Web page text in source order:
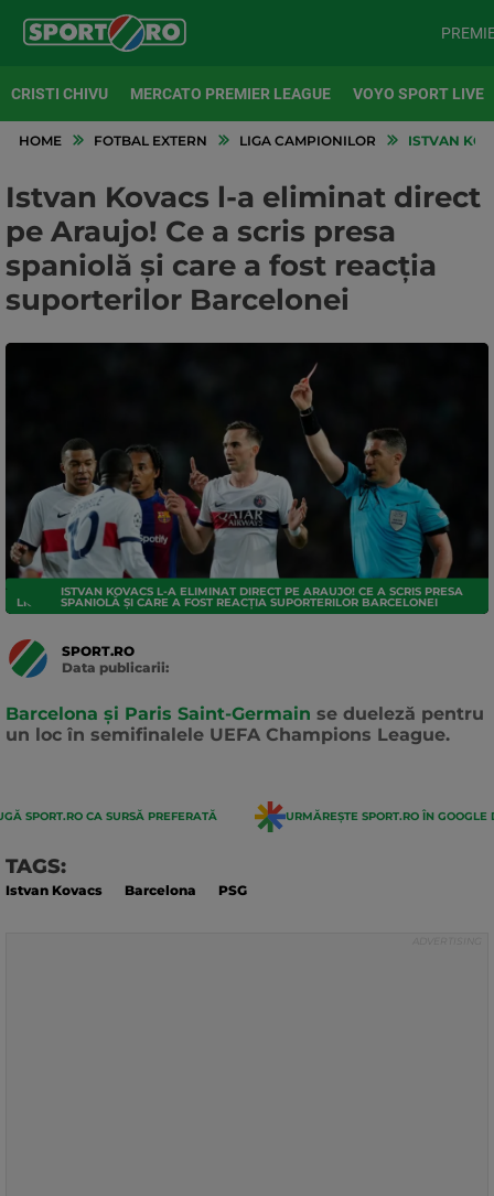
CRISTI CHIVU MERCATO PREMIER LEAGUE VOYO SPORT LIVE
HOME FOTBAL EXTERN LIGA CAMPIONILOR ISTVAN
Istvan Kovacs l-a eliminat direct
pe Araujo! Ce a scris presa
spaniolă și care a fost reacția
suporterilor Barcelonei
LIGA CAMPIONILOR
ISTVAN KOVACS L-A ELIMINAT DIRECT PE ARAUJO! CE A SCRIS PRESA
SPANIOLĂ ȘI CARE A FOST REACȚIA SUPORTERILOR BARCELONEI
SPORT.RO
Data publicarii:
Barcelona și Paris Saint-Germain se dueleză pentru
un loc în semifinalele UEFA Champions League.
SPORT.RO CA SURSĂ PREFERATĂ URMĂREȘTE SPORT.RO ÎN GOOGLE
TAGS:
Istvan Kovacs Barcelona PSG